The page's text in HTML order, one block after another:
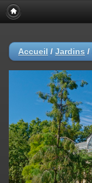
Accueil / Jardins /